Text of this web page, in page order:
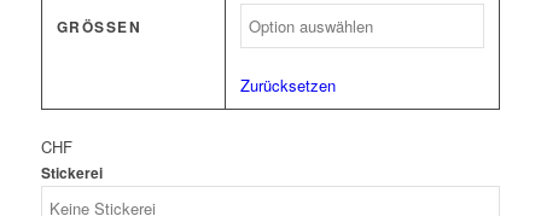
GRÖSSEN
Zurücksetzen
CHF
Stickerei